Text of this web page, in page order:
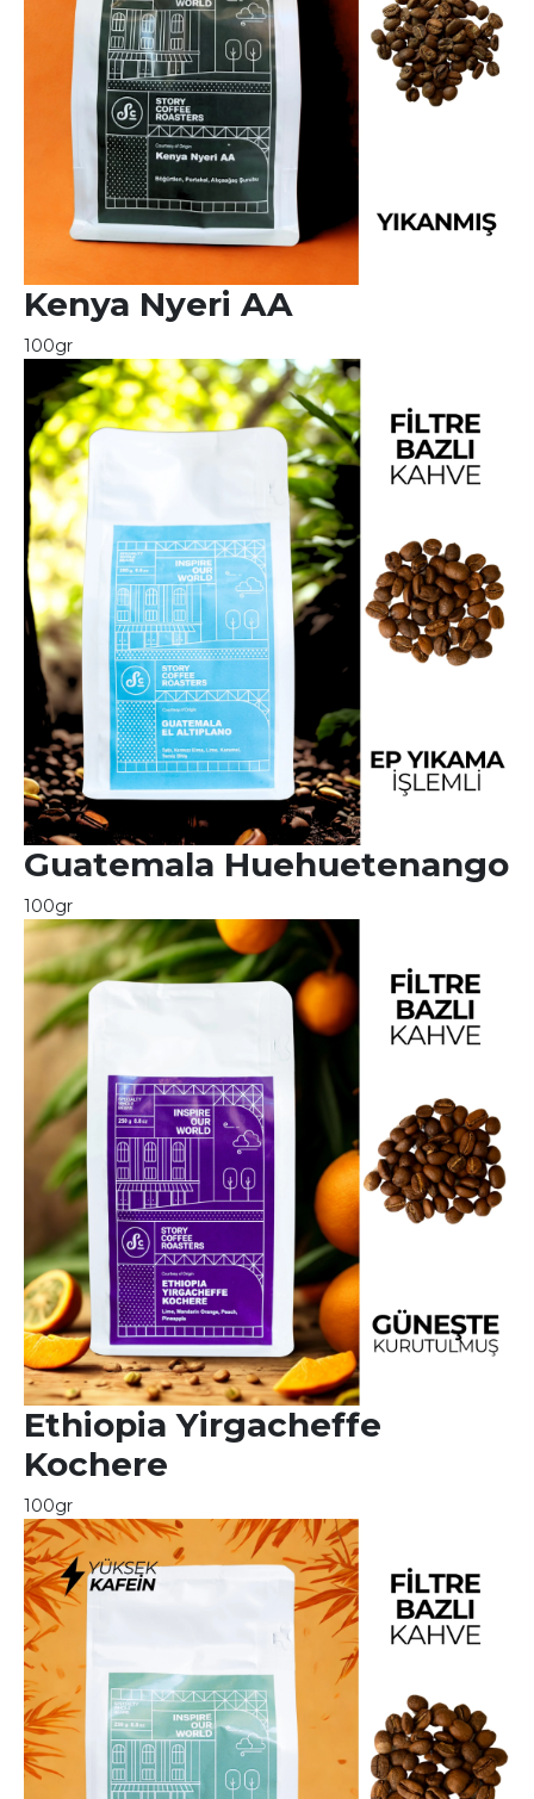
Kenya Nyeri AA
100gr
Guatemala Huehuetenango
100gr
Ethiopia Yirgacheffe
Kochere
100gr